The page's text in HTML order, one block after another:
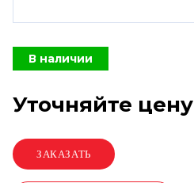
В наличии
Уточняйте цену